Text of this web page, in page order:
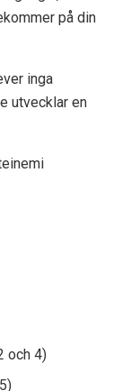
på din
inga
utvecklar en
och 4)